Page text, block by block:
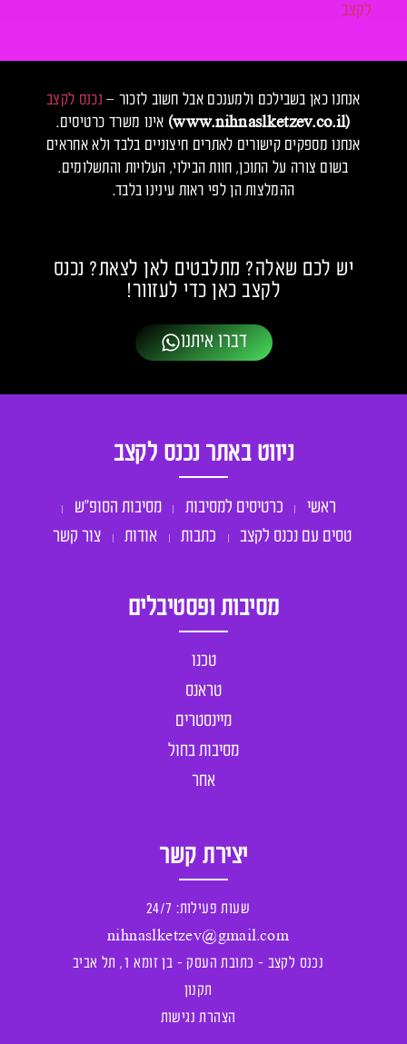
לקצב
אנחנו כאן בשבילכם ולמענכם אבל חשוב לזכור – נכנס לקצב
(www.nihnaslketzev.co.il)
אינו משרד כרטיסים.
אנחנו מספקים קישורים לאתרים חיצוניים בלבד ולא אחראים
בשום צורה על התוכן, חוות הבילוי, העלויות והתשלומים.
ההמלצות הן לפי ראות עינינו בלבד.
יש לכם שאלה? מתלבטים לאן לצאת? נכנס
לקצב כאן כדי לעזוור!
דברו איתנו
יצירת קשר
שעות פעילות: 24/7
nihnaslketzev@gmail.com
נכנס לקצב - כתובת העסק - בן זומא 1, תל אביב
תקנון
הצהרת נגישות
מסיבות ופסטיבלים
טכנו
טראנס
מיינסטרים
מסיבות בחול
אחר
ניווט באתר נכנס לקצב
ראשי כרטיסים למסיבות
מסיבות הסופ״ש
טסים עם נכנס לקצב
כתבות אודות צור קשר